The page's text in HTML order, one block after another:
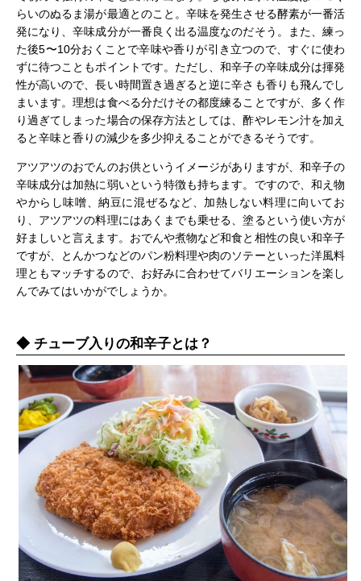
らいのぬるま湯が最適とのこと。辛味を発生させる酵素が一番活
発になり、辛味成分が一番良く出る温度なのだそう。また、練っ
た後5〜10分おくことで辛味や香りが引き立つので、すぐに使わ
ずに待つこともポイントです。ただし、和辛子の辛味成分は揮発
性が高いので、長い時間置き過ぎると逆に辛さも香りも飛んでし
まいます。理想は食べる分だけその都度練ることですが、多く作
り過ぎてしまった場合の保存方法としては、酢やレモン汁を加え
ると辛味と香りの減少を多少抑えることができるそうです。
アツアツのおでんのお供というイメージがありますが、和辛子の
辛味成分は加熱に弱いという特徴も持ちます。ですので、和え物
やからし味噌、納豆に混ぜるなど、加熱しない料理に向いてお
り、アツアツの料理にはあくまでも乗せる、塗るという使い方が
好ましいと言えます。おでんや煮物など和食と相性の良い和辛子
ですが、とんかつなどのパン粉料理や肉のソテーといった洋風料
理ともマッチするので、お好みに合わせてバリエーションを楽し
んでみてはいかがでしょうか。
チューブ入りの和辛子とは？